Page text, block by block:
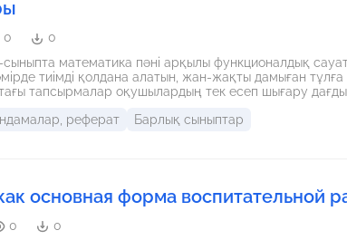
0
0
математика пәні арқылы функционалдық
тиімді қолдана алатын, жан-жақты дамыған
тапсырмалар оқушылардың тек есеп шығару
бағытталған әдіс-тәсілдерді жүйелі түрде қолдануы
реферат Барлық сыныптар
основная форма воспитательной
0
0